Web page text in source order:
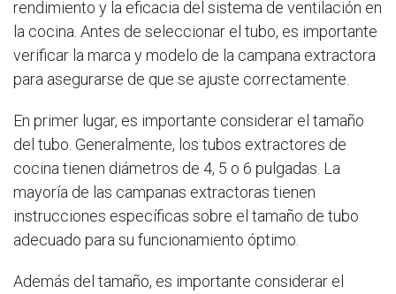
rendimiento y la eficacia del sistema de ventilación en
la cocina. Antes de seleccionar el tubo, es importante
verificar la marca y modelo de la campana extractora
para asegurarse de que se ajuste correctamente.
En primer lugar, es importante considerar el tamaño
del tubo. Generalmente, los tubos extractores de
cocina tienen diámetros de 4, 5 o 6 pulgadas. La
mayoría de las campanas extractoras tienen
instrucciones específicas sobre el tamaño de tubo
adecuado para su funcionamiento óptimo.
Además del tamaño, es importante considerar el